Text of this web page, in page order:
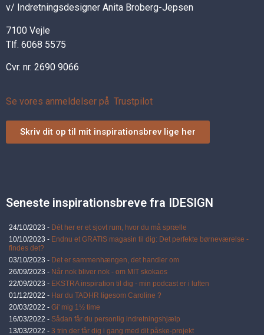
v/ Indretningsdesigner Anita Broberg-Jepsen
7100 Vejle
Tlf. 6068 5575
Cvr. nr. 2690 9066
Se vores anmeldelser på Trustpilot
Skriv dit op til mit inspirationsbrev lige her
Seneste inspirationsbreve fra IDESIGN
24/10/2023 - Dét her er et sjovt rum, hvor du må sprælle
10/10/2023 - Endnu et GRATIS magasin til dig: Det perfekte børneværelse -
findes det?
03/10/2023 - Det er sammenhængen, det handler om
26/09/2023 - Når nok bliver nok - om MIT skokaos
22/09/2023 - EKSTRA inspiration til dig - min podcast er i luften
01/12/2022 - Har du TADHR ligesom Caroline ?
20/03/2022 - Gi' mig 1½ time
16/03/2022 - Sådan får du personlig indretningshjælp
13/03/2022 - 3 trin der får dig i gang med dit påske-projekt